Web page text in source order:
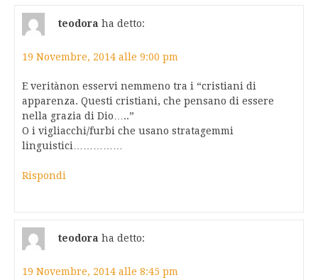
teodora ha detto:
19 Novembre, 2014 alle 9:00 pm
E veritànon esservi nemmeno tra i “cristiani di
apparenza. Questi cristiani, che pensano di essere
nella grazia di Dio…..”
O i vigliacchi/furbi che usano stratagemmi
linguistici……………
Rispondi
teodora ha detto:
19 Novembre, 2014 alle 8:45 pm